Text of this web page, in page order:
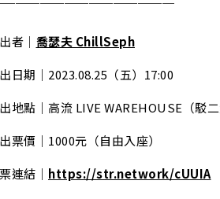
￣￣￣￣￣￣￣￣￣￣￣￣￣￣
者｜ 喬瑟夫 ChillSeph
日期｜2023.08.25（五）17:00
地點｜高流 LIVE WAREHOUSE（駁二
票價｜1000元（自由入座）
連結｜ https://str.network/cUUIA